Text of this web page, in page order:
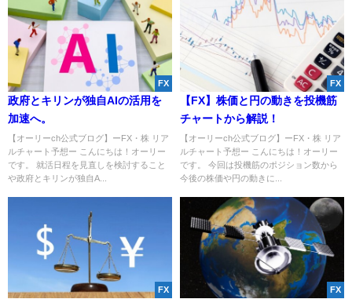
FX
政府とキリンが独自AIの活用を
加速へ。
【オーリーch公式ブログ】ーFX・株 リア
ルチャート予想ー こんにちは！オーリー
です。 就活日程を見直しを検討すること
や政府とキリンが独自A...
FX
【FX】株価と円の動きを投機筋
チャートから解説！
【オーリーch公式ブログ】ーFX・株 リア
ルチャート予想ー こんにちは！オーリー
です。 今回は投機筋のポジション数から
今後の株価や円の動きに...
FX FX